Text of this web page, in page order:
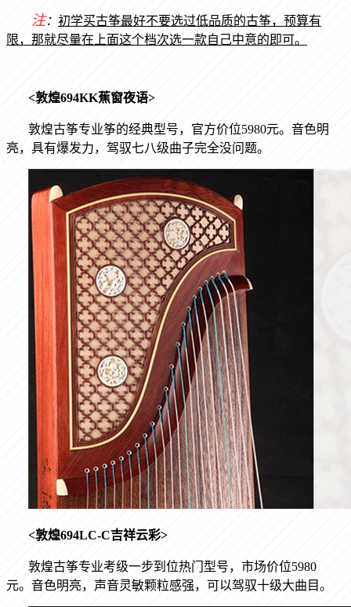
注： 初学买古筝最好不要选过低品质的古筝，预算有
限，那就尽量在上面这个档次选一款自己中意的即可。
<敦煌694KK蕉窗夜语>
敦煌古筝专业筝的经典型号，官方价位5980元。音色明
亮，具有爆发力，驾驭七八级曲子完全没问题。
<敦煌694LC-C吉祥云彩>
敦煌古筝专业考级一步到位热门型号，市场价位5980
元。音色明亮，声音灵敏颗粒感强，可以驾驭十级大曲目。